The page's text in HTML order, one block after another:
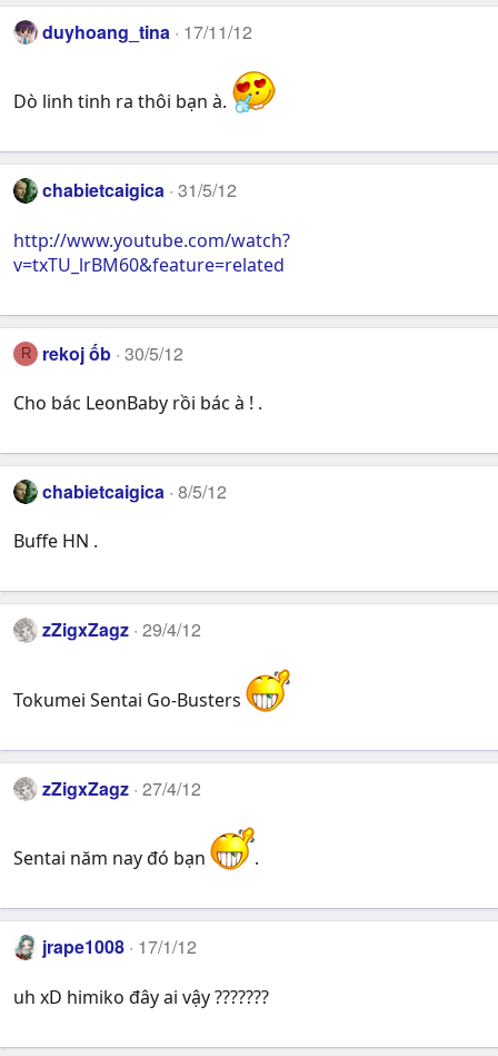
duyhoang_tina 17/11/12
Dò linh tinh ra thôi bạn à.
chabietcaigica 31/5/12
http://www.youtube.com/watch?
v=txTU_lrBM60&feature=related
R rekoj ốb 30/5/12
Cho bác LeonBaby rồi bác à ! .
chabietcaigica 8/5/12
Buffe HN .
zZigxZagz 29/4/12
Tokumei Sentai Go-Busters
zZigxZagz 27/4/12
Sentai năm nay đó bạn .
jrape1008 17/1/12
uh xD himiko đây ai vậy ???????